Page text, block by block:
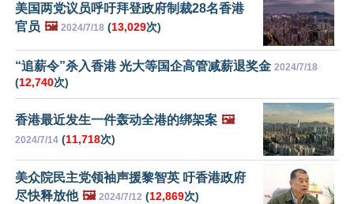
美国两党议员呼吁拜登政府制裁28名香港
官员 🖼️ 2024/7/18 (13,029次)
“追薪令”杀入香港 光大等国企高管减薪退奖金 2024/7/18
(12,740次)
香港最近发生一件轰动全港的绑架案 🖼️
2024/7/14 (11,718次)
美众院民主党领袖声援黎智英 吁香港政府
尽快释放他 🖼️ 2024/7/12 (12,869次)